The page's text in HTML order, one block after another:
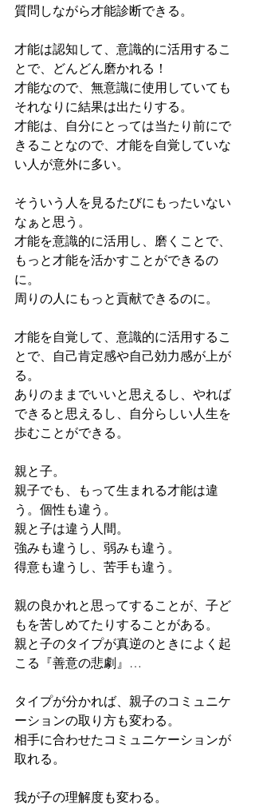
質問しながら才能診断できる。
才能は認知して、意識的に活用するこ
とで、どんどん磨かれる！
才能なので、無意識に使用していても
それなりに結果は出たりする。
才能は、自分にとっては当たり前にで
きることなので、才能を自覚していな
い人が意外に多い。
そういう人を見るたびにもったいない
なぁと思う。
才能を意識的に活用し、磨くことで、
もっと才能を活かすことができるの
に。
周りの人にもっと貢献できるのに。
才能を自覚して、意識的に活用するこ
とで、自己肯定感や自己効力感が上が
る。
ありのままでいいと思えるし、やれば
できると思えるし、自分らしい人生を
歩むことができる。
親と子。
親子でも、もって生まれる才能は違
う。個性も違う。
親と子は違う人間。
強みも違うし、弱みも違う。
得意も違うし、苦手も違う。
親の良かれと思ってすることが、子ど
もを苦しめてたりすることがある。
親と子のタイプが真逆のときによく起
こる『善意の悲劇』…
タイプが分かれば、親子のコミュニケ
ーションの取り方も変わる。
相手に合わせたコミュニケーションが
取れる。
我が子の理解度も変わる。